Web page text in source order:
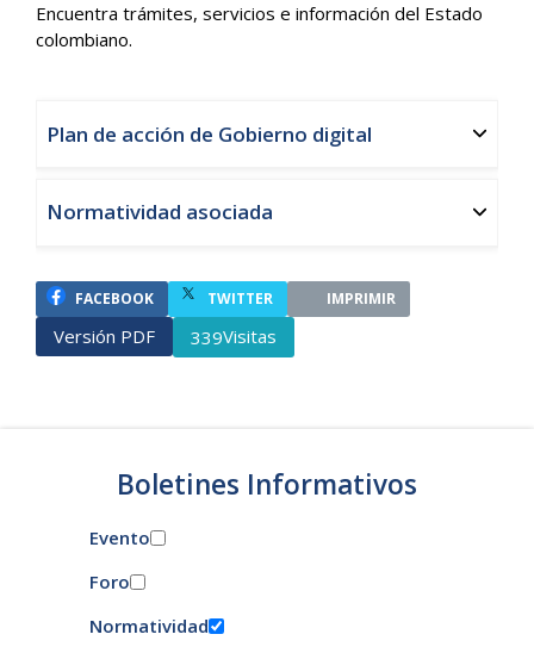
Encuentra trámites, servicios e información del Estado
colombiano.
Plan de acción de Gobierno digital
Normatividad asociada
FACEBOOK TWITTER IMPRIMIR
Versión PDF 339Visitas
Boletines Informativos
Evento
Foro
Normatividad